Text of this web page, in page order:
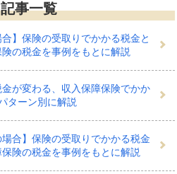
前に働いてお給料の収入で家
ように、家族が家計をやりく
どんな備えがで
事一覧
合】保険の受取りでかかる税金と
の税金を事例をもとに解説
が変わる、収入保障保険でかか
ターン別に解説
場合】保険の受取りでかかる税金
険の税金を事例をもとに解説